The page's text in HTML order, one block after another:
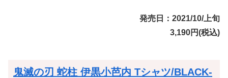
発売日：2021/10/上旬
3,190円(税込)
鬼滅の刃 蛇柱 伊黒小芭内 Tシャツ/BLACK-